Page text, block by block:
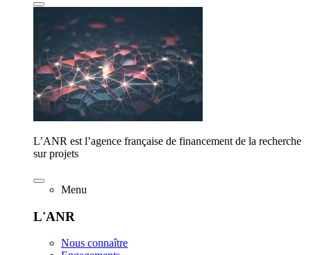
L’ANR est l’agence française de financement de la recherche
sur projets
Menu
L'ANR
Nous connaître